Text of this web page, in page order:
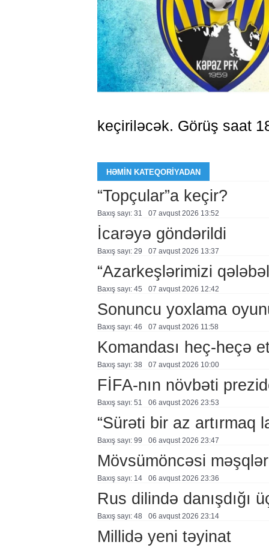
keçiriləcək. Görüş saat
HƏMIN KATEQORIYADAN
“Topçular”a keçir?
Baxış sayı: 31 07 avqust 2026 13:52
İcarəyə göndərildi
Baxış sayı: 29 07 avqust 2026 13:37
“Azarkeşlərimizi
Baxış sayı: 45 07 avqust 2026 12:42
Sonuncu yoxlama
Baxış sayı: 46 07 avqust 2026 11:58
Komandası heç-heçə
Baxış sayı: 38 07 avqust 2026 10:00
FİFA-nın növbəti
Baxış sayı: 51 06 avqust 2026 23:53
“Sürəti bir az artırmaq
Baxış sayı: 99 06 avqust 2026 23:47
Mövsümöncəsi
Baxış sayı: 14 06 avqust 2026 23:36
Rus dilində danışdığı
Baxış sayı: 48 06 avqust 2026 23:14
Millidə yeni təyinat